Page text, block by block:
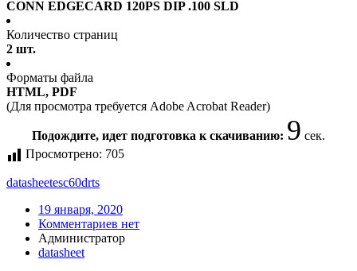
CONN EDGECARD 120PS DIP .100 SLD
Количество страниц
2 шт.
Форматы файла
HTML, PDF
(Для просмотра требуется Adobe Acrobat Reader)
Подождите, идет подготовка к скачиванию: 9 сек.
Просмотрено: 705
datasheetesc60drts
19 января, 2020
Комментариев нет
Администратор
datasheet